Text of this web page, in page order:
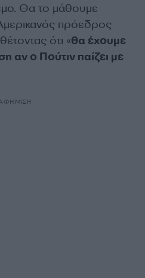
Θα το μάθουμε
πρόεδρος
ότι «θα έχουμε
αν ο Πούτιν παίζει με